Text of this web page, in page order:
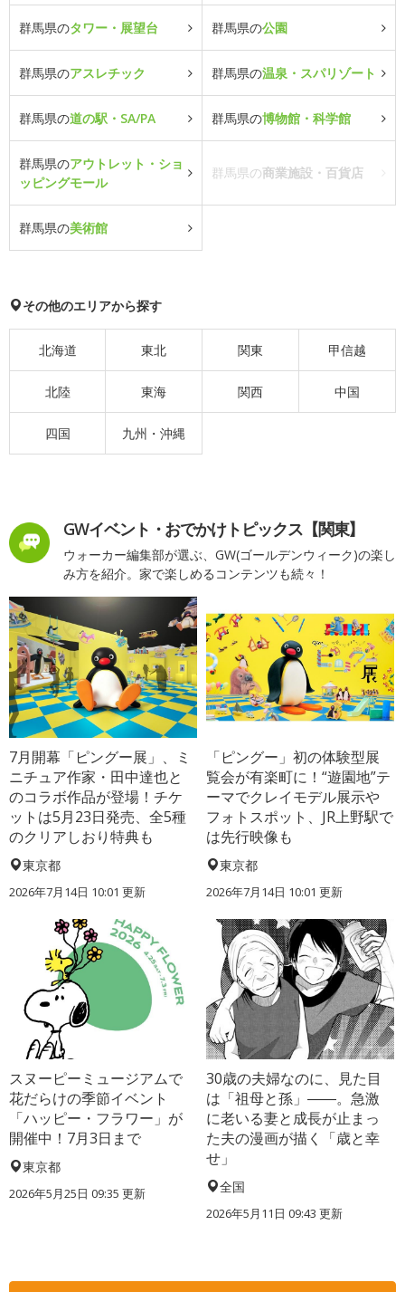
群馬県のタワー・展望台 群馬県の公園
群馬県のアスレチック 群馬県の温泉・スパリゾート
群馬県の道の駅・SA/PA 群馬県の博物館・科学館
群馬県のアウトレット・ショ
ッピングモール
群馬県の商業施設・百貨店
群馬県の美術館
その他のエリアから探す
北海道 東北 関東 甲信越
北陸 東海 関西 中国
四国 九州・沖縄
GWイベント・おでかけトピックス【関東】
ウォーカー編集部が選ぶ、GW(ゴールデンウィーク)の楽し
み方を紹介。家で楽しめるコンテンツも続々！
7月開幕「ピングー展」、ミ
ニチュア作家・田中達也と
のコラボ作品が登場！チケ
ットは5月23日発売、全5種
のクリアしおり特典も
東京都
2026年7月14日 10:01 更新
「ピングー」初の体験型展
覧会が有楽町に！“遊園地”テ
ーマでクレイモデル展示や
フォトスポット、JR上野駅で
は先行映像も
東京都
2026年7月14日 10:01 更新
スヌーピーミュージアムで
花だらけの季節イベント
「ハッピー・フラワー」が
開催中！7月3日まで
東京都
2026年5月25日 09:35 更新
30歳の夫婦なのに、見た目
は「祖母と孫」――。急激
に老いる妻と成長が止まっ
た夫の漫画が描く「歳と幸
せ」
全国
2026年5月11日 09:43 更新